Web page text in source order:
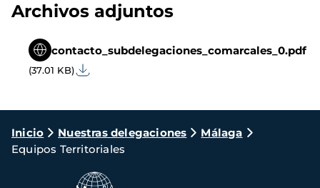
Archivos adjuntos
contacto_subdelegaciones_comarcales_0.pdf
(37.01 KB)
Ruta
de
navegación
Inicio Nuestras delegaciones
Málaga
Equipos Territoriales